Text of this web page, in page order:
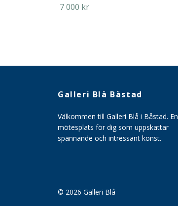
7 000 kr
Galleri Blå Båstad
Välkommen till Galleri Blå i Båstad. En
mötesplats för dig som uppskattar
spännande och intressant konst.
© 2026 Galleri Blå